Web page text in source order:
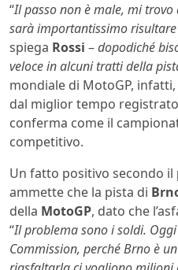
“Il passo non è male, mi
sarà importantissimo
spiega Rossi –dopodiché
veloce in alcuni tratti della
mondiale di MotoGP,
dal miglior tempo
conferma come il
competitivo.
Un fatto positivo secondo il
ammette che la pista di
della MotoGP, dato che
“Il problema sono i soldi.
Commission, perché Brno è